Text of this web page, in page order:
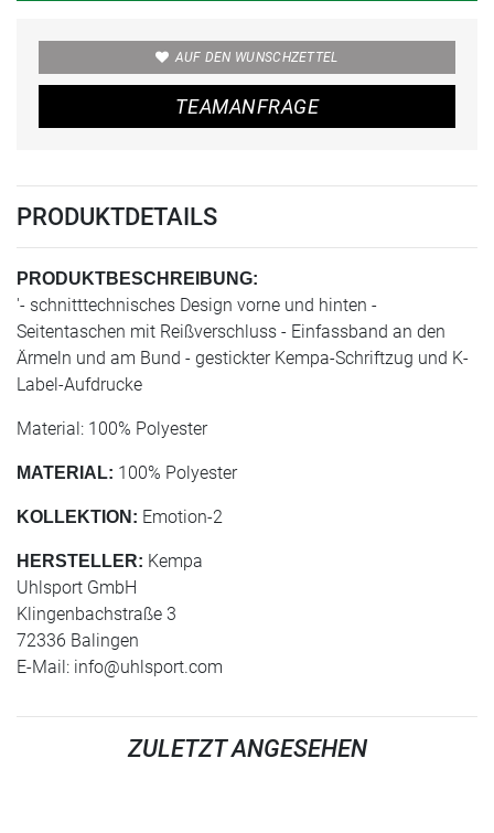
AUF DEN WUNSCHZETTEL
TEAMANFRAGE
PRODUKTDETAILS
PRODUKTBESCHREIBUNG:
'- schnitttechnisches Design vorne und hinten -
Seitentaschen mit Reißverschluss - Einfassband an den
Ärmeln und am Bund - gestickter Kempa-Schriftzug und K-
Label-Aufdrucke
Material: 100% Polyester
MATERIAL: 100% Polyester
KOLLEKTION: Emotion-2
HERSTELLER: Kempa
Uhlsport GmbH
Klingenbachstraße 3
72336 Balingen
E-Mail: info@uhlsport.com
ZULETZT ANGESEHEN